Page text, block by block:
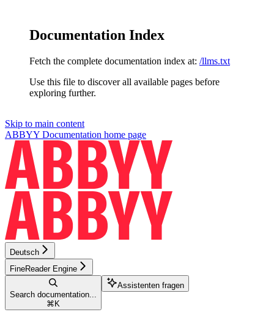
Documentation Index
Fetch the complete documentation index at: /llms.txt
Use this file to discover all available pages before
exploring further.
Skip to main content
ABBYY Documentation home page
Deutsch
FineReader Engine
Search documentation...
⌘ K
Assistenten fragen